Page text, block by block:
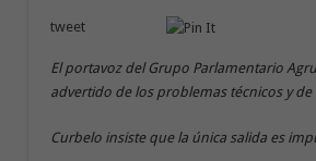
tweet
El portavoz del Grupo Parlamentario
advertido de los problemas técnicos y
Curbelo insiste que la única salida es